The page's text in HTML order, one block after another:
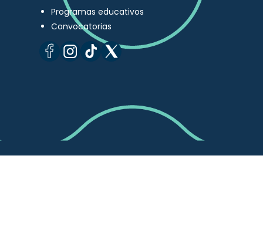
Programas educativos
Convocatorias